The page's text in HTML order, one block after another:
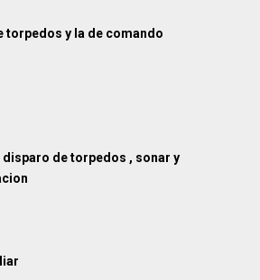
torpedos y la de comando
de torpedos , sonar y